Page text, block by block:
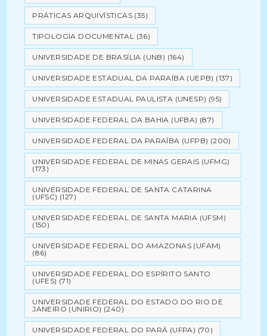
PRÁTICAS ARQUIVÍSTICAS (35)
TIPOLOGIA DOCUMENTAL (36)
UNIVERSIDADE DE BRASÍLIA (UNB) (164)
UNIVERSIDADE ESTADUAL DA PARAÍBA (UEPB) (137)
UNIVERSIDADE ESTADUAL PAULISTA (UNESP) (95)
UNIVERSIDADE FEDERAL DA BAHIA (UFBA) (87)
UNIVERSIDADE FEDERAL DA PARAÍBA (UFPB) (200)
UNIVERSIDADE FEDERAL DE MINAS GERAIS (UFMG)
(173)
UNIVERSIDADE FEDERAL DE SANTA CATARINA
(UFSC) (127)
UNIVERSIDADE FEDERAL DE SANTA MARIA (UFSM)
(150)
UNIVERSIDADE FEDERAL DO AMAZONAS (UFAM)
(86)
UNIVERSIDADE FEDERAL DO ESPÍRITO SANTO
(UFES) (71)
UNIVERSIDADE FEDERAL DO ESTADO DO RIO DE
JANEIRO (UNIRIO) (240)
UNIVERSIDADE FEDERAL DO PARÁ (UFPA) (70)